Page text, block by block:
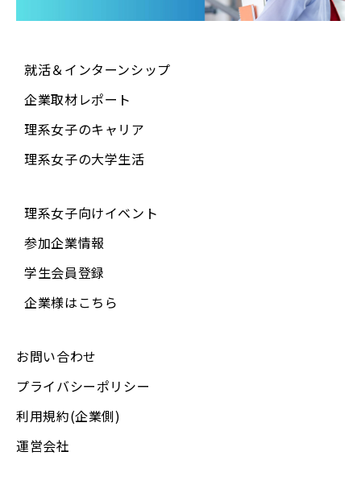
就活＆インターンシップ
企業取材レポート
理系女子のキャリア
理系女子の大学生活
理系女子向けイベント
参加企業情報
学生会員登録
企業様はこちら
お問い合わせ
プライバシーポリシー
利用規約(企業側)
運営会社